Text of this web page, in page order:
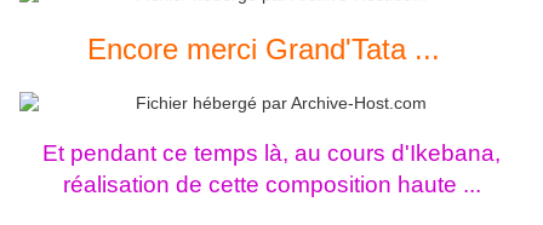
Encore merci Grand'Tata ...
Et pendant ce temps là, au cours d'Ikebana,
réalisation de cette composition haute ...